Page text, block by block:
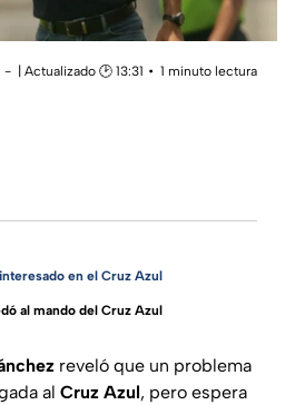
| Actualizado 🕑 13:31
1 minuto lectura
en el Cruz Azul
al mando del Cruz Azul
reveló que un problema
al Cruz Azul, pero espera